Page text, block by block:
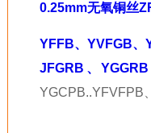
0.25mm无氧铜丝
YFFB、YVFGB、
JFGRB、
YGCPB..YFVFPB